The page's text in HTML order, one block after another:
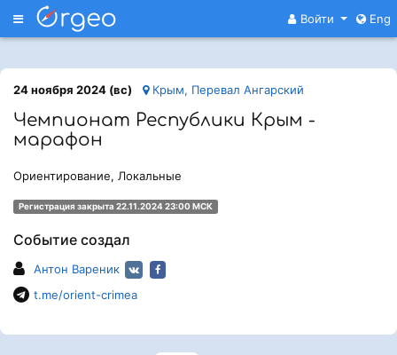
Меню Войти Eng
24 ноября 2024 (вс) Крым, Перевал Ангарский
Чемпионат Республики Крым -
марафон
Ориентирование, Локальные
Регистрация закрыта 22.11.2024 23:00 МСК
Событие создал
Антон Вареник
t.me/orient-crimea